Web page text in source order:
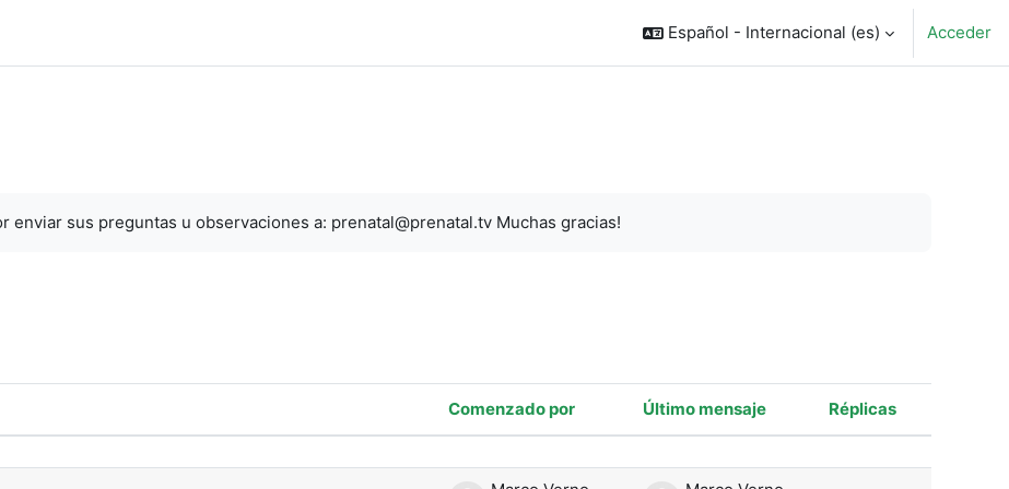
Español - Internacional ‎(es)‎ Acceder
enviar sus preguntas u observaciones a: prenatal@prenatal.tv Muchas gracias!
en los foros
Comenzado por Último mensaje
Réplicas
Acciones